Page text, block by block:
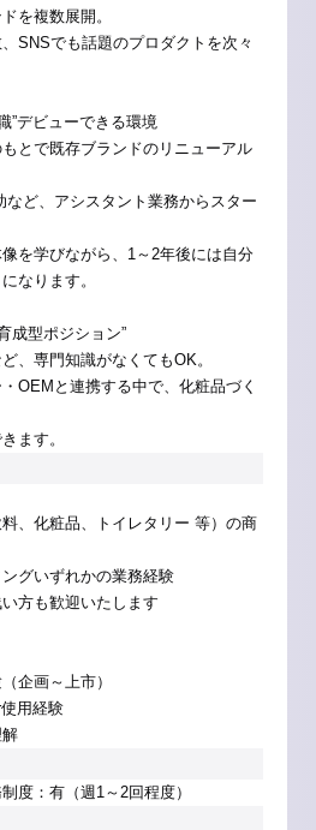
を複数展開。
SNSでも話題のプロダクトを次々
”デビューできる環境
とで既存ブランドのリニューアル
ど、アシスタント業務からスター
を学びながら、1～2年後には自分
なります。
成型ポジション”
、専門知識がなくてもOK。
OEMと連携する中で、化粧品づく
ます。
、化粧品、トイレタリー 等）の商
グいずれかの業務経験
方も歓迎いたします
企画～上市）
用経験
解
：有（週1～2回程度）